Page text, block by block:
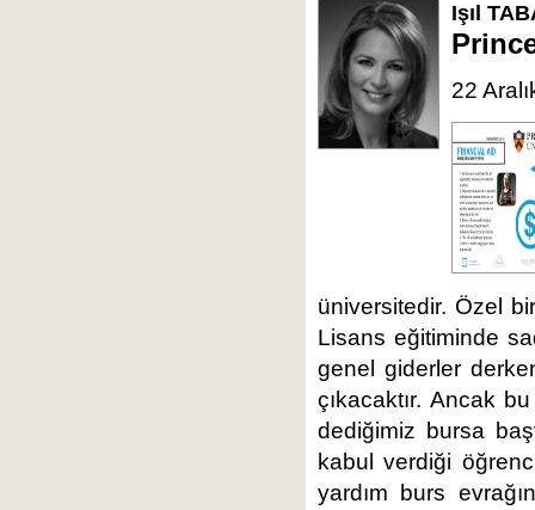
Işıl
22
üniversitedir. Özel
Lisans eğitiminde
genel giderler
çıkacaktır. Ancak
dediğimiz bursa
kabul verdiği
yardım burs